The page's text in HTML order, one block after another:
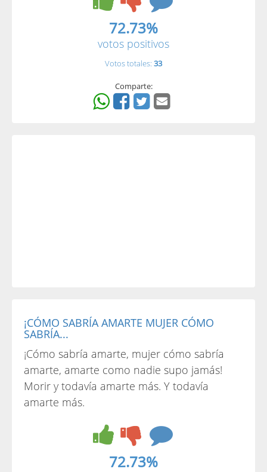
72.73%
votos positivos
Votos totales: 33
Comparte:
¡CÓMO SABRÍA AMARTE MUJER CÓMO
SABRÍA...
¡Cómo sabría amarte, mujer cómo sabría
amarte, amarte como nadie supo jamás!
Morir y todavía amarte más. Y todavía
amarte más.
72.73%